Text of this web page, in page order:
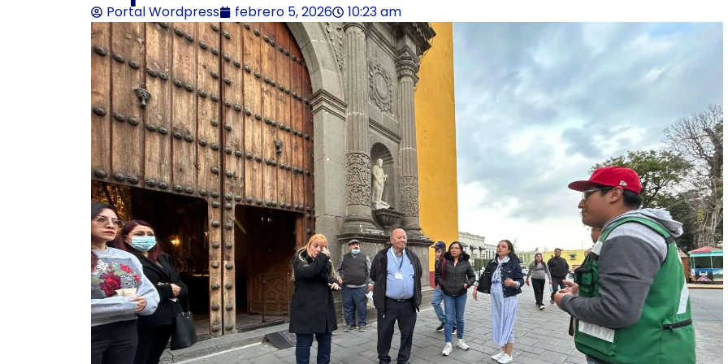
Portal Wordpress febrero 5, 2026 10:23 am